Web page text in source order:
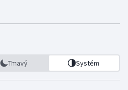
Tmavý Systém